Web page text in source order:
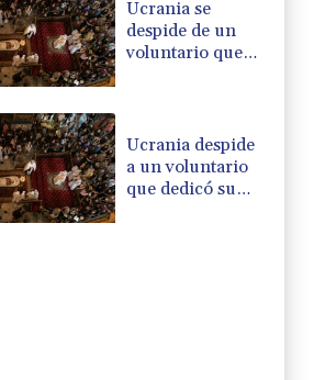
Ucrania se
despide de un
voluntario que
Ucrania despide
a un voluntario
que dedicó su